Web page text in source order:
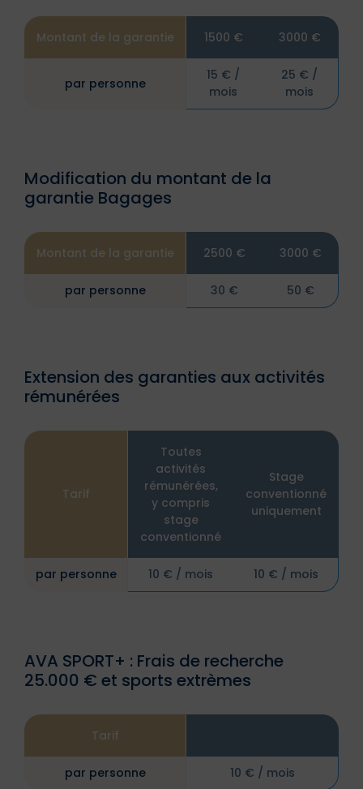
Montant de la garantie 1500 € 3000 €
par personne
15 € /
mois
25 € /
mois
Modification du montant de la
garantie Bagages
Montant de la garantie 2500 € 3000 €
par personne 30 € 50 €
Extension des garanties aux activités
rémunérées
Tarif
Toutes
activités
rémunérées,
y compris
stage
conventionné
Stage
conventionné
uniquement
par personne 10 € / mois 10 € / mois
AVA SPORT+ : Frais de recherche
25.000 € et sports extrèmes
Tarif
par personne 10 € / mois